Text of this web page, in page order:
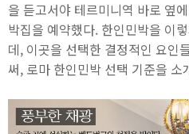
을 듣고서야 테르미니역 바로 옆
박집을 예약했다. 한인민박을 이
데, 이곳을 선택한 결정적인 요인
써, 로마 한인민박 선택 기준을 소